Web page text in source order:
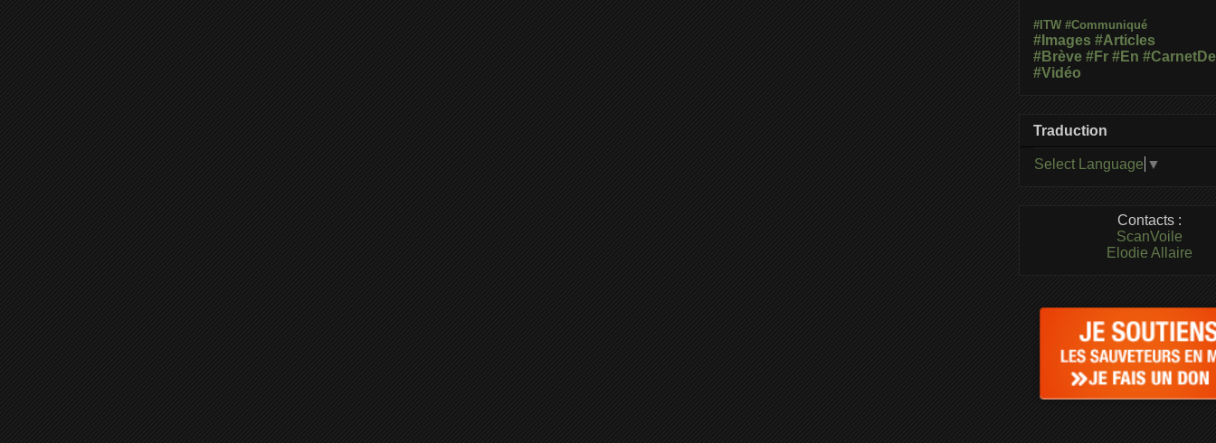
#ITW #Communiqué
#Images #Articles
#Brève #Fr #En
#Vidéo
Traduction
Select Language ▼
Contacts :
ScanVoile
Elodie Allaire